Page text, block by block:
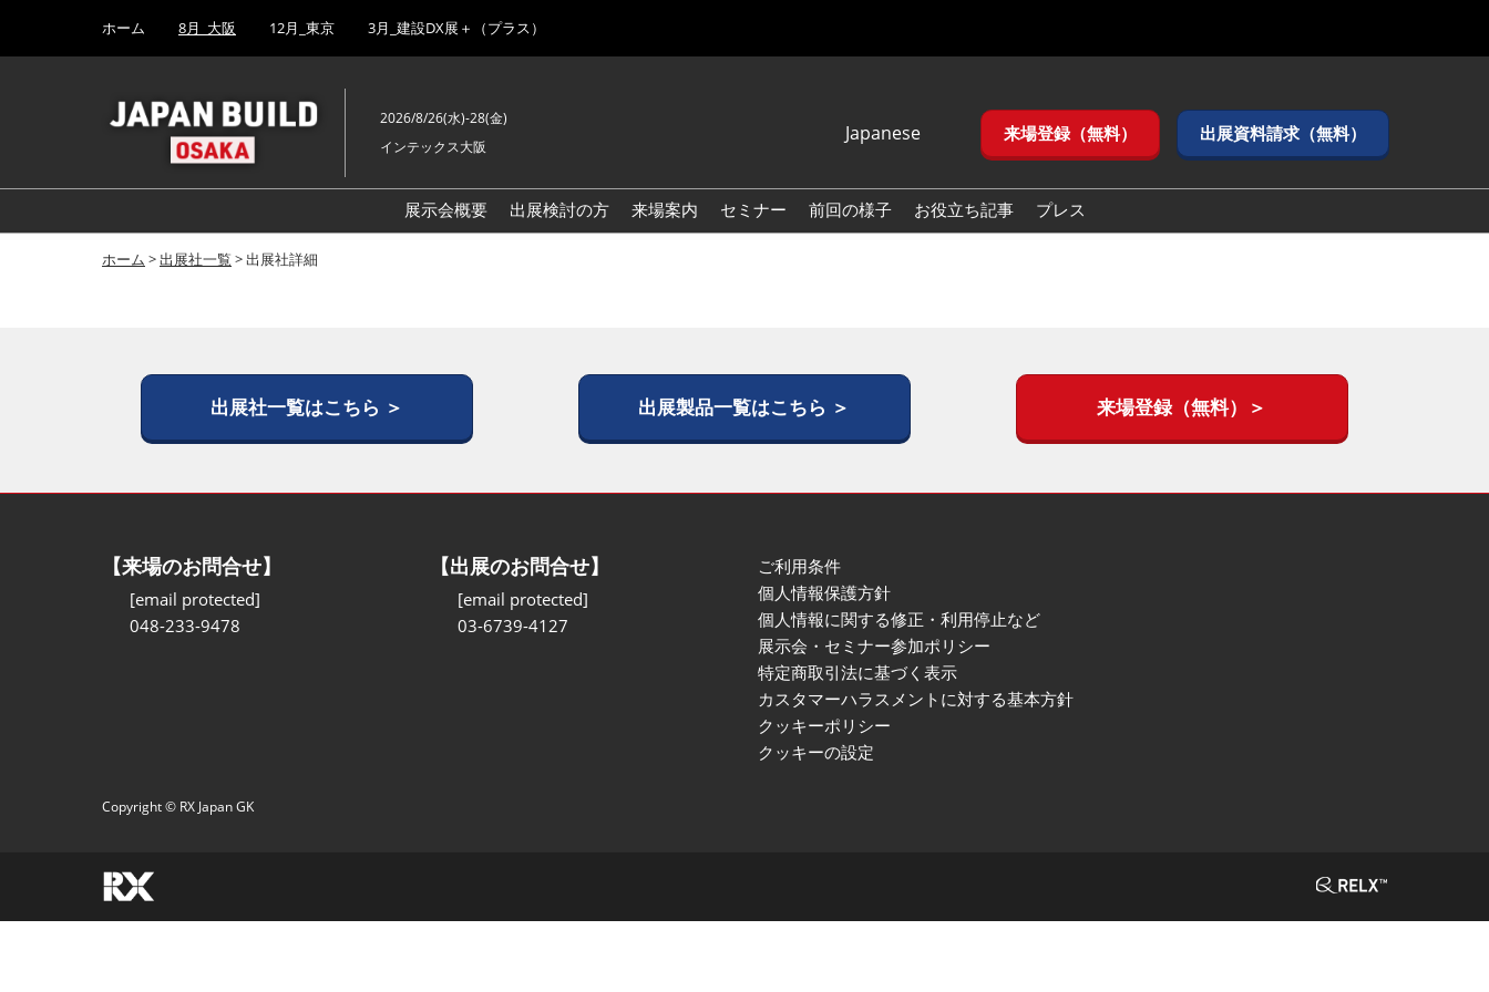
キ
し
to
ホーム 8月_大阪 12月_東京 3月_建設DX展＋（プラス）
2026/8/26(水)-28(金)
インテックス大阪
Japanese
English
Korean (Naver
来場登録（無料） 出展資料請求（無料）
展示会概要 出展検討の方 来場案内 セミナー 前回の様子 お役立ち記事 プレス
ホーム >出展社一覧 > 出展社詳細
出展社一覧はこちら ＞ 出展製品一覧はこちら ＞ 来場登録（無料）＞
【来場のお問合せ】
[email protected]
048-233-9478
【出展のお問合せ】
[email protected]
03-6739-4127
ご利用条件
個人情報保護方針
個人情報に関する修正・利用停止など
展示会・セミナー参加ポリシー
特定商取引法に基づく表示
カスタマーハラスメントに対する基本方針
クッキーポリシー
クッキーの設定
Copyright © RX Japan GK